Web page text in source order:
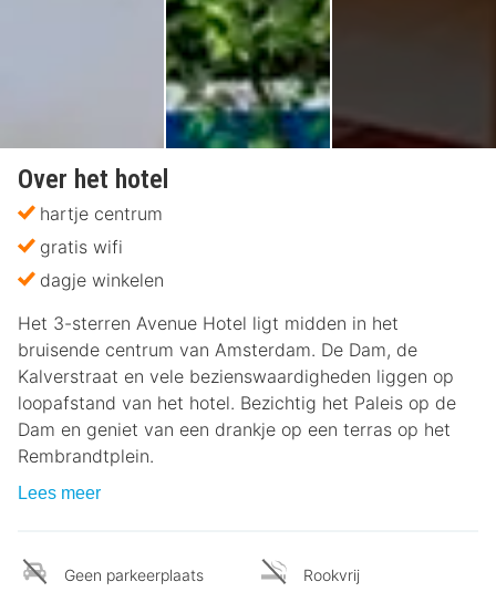
Over het hotel
hartje centrum
gratis wifi
dagje winkelen
Het 3-sterren Avenue Hotel ligt midden in het
bruisende centrum van Amsterdam. De Dam, de
Kalverstraat en vele bezienswaardigheden liggen op
loopafstand van het hotel. Bezichtig het Paleis op de
Dam en geniet van een drankje op een terras op het
Rembrandtplein.
Lees meer
Geen parkeerplaats
Rookvrij